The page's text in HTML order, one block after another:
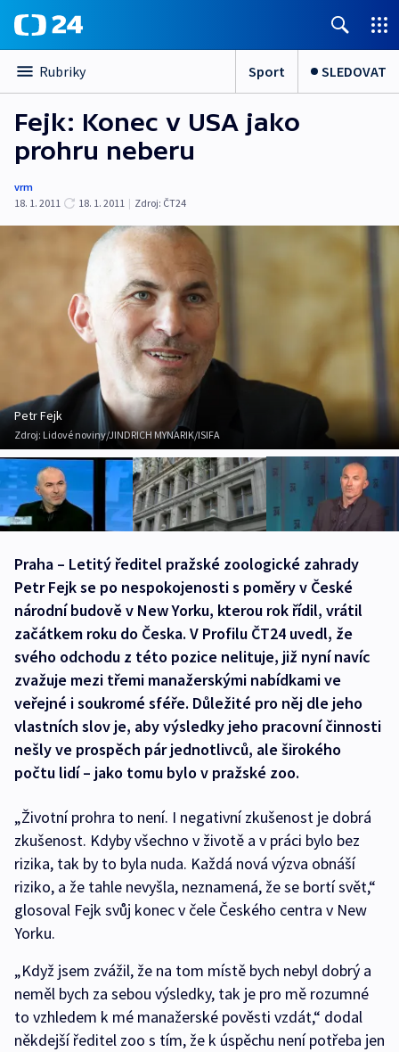
Rubriky Sport SLEDOVAT
Fejk: Konec v USA jako
prohru neberu
vrm
18. 1. 2011
18. 1. 2011 | Zdroj: ČT24
Petr Fejk
Zdroj: Lidové noviny/JINDRICH MYNARIK/ISIFA
Praha – Letitý ředitel pražské zoologické zahrady
Petr Fejk se po nespokojenosti s poměry v České
národní budově v New Yorku, kterou rok řídil, vrátil
začátkem roku do Česka. V Profilu ČT24 uvedl, že
svého odchodu z této pozice nelituje, již nyní navíc
zvažuje mezi třemi manažerskými nabídkami ve
veřejné i soukromé sféře. Důležité pro něj dle jeho
vlastních slov je, aby výsledky jeho pracovní činnosti
nešly ve prospěch pár jednotlivců, ale širokého
počtu lidí – jako tomu bylo v pražské zoo.
„Životní prohra to není. I negativní zkušenost je dobrá
zkušenost. Kdyby všechno v životě a v práci bylo bez
rizika, tak by to byla nuda. Každá nová výzva obnáší
riziko, a že tahle nevyšla, neznamená, že se bortí svět,“
glosoval Fejk svůj konec v čele Českého centra v New
Yorku.
„Když jsem zvážil, že na tom místě bych nebyl dobrý a
neměl bych za sebou výsledky, tak je pro mě rozumné
to vzhledem k mé manažerské pověsti vzdát,“ dodal
někdejší ředitel zoo s tím, že k úspěchu není potřeba jen